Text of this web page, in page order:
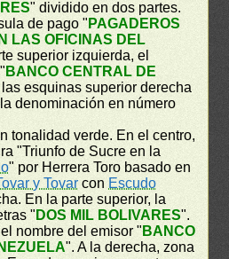
" dividido en dos partes.
de pago " PAGADEROS
LAS OFICINAS DEL
superior izquierda, el
BANCO CENTRAL DE
esquinas superior derecha
denominación en número
tonalidad verde. En el centro,
"Triunfo de Sucre en la
" por Herrera Toro basado en
y Tovar con Escudo
En la parte superior, la
" DOS MIL BOLIVARES".
nombre del emisor " BANCO
". A la derecha, zona